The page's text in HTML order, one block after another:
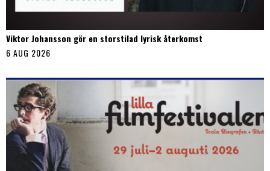
Viktor Johansson gör en storstilad lyrisk återkomst
6 AUG 2026